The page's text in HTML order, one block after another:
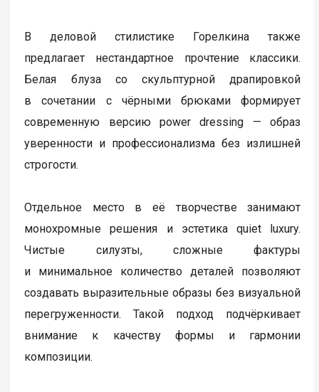
В деловой стилистике Горелкина также
предлагает нестандартное прочтение классики.
Белая блуза со скульптурной драпировкой
в сочетании с чёрными брюками формирует
современную версию power dressing — образ
уверенности и профессионализма без излишней
строгости.
Отдельное место в её творчестве занимают
монохромные решения и эстетика quiet luxury.
Чистые силуэты, сложные фактуры
и минимальное количество деталей позволяют
создавать выразительные образы без визуальной
перегруженности. Такой подход подчёркивает
внимание к качеству формы и гармонии
композиции.